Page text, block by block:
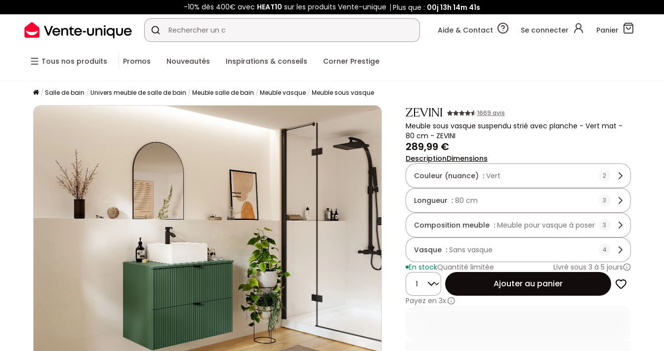
-10% dès 400€ avec HEAT10sur les produits Vente-unique Plus que : 00j 13h 14m 39s
Aide & Contact Se connecter Panier
Tous nos produits Promos Nouveautés Inspirations & conseils Corner Prestige
Salle de bain Univers meuble de salle de bain Meuble salle de bain Meuble vasque Meuble sous vasque
ZEVINI 1669 avis
Meuble sous vasque suspendu strié avec planche - Vert mat -
80 cm - ZEVINI
289,99 €
DescriptionDimensions
Couleur (nuance) : Vert 2
Longueur : 80 cm 3
Composition meuble : Meuble pour vasque à poser 3
Vasque : Sans vasque 4
En stockQuantité limitée
Livré sous 3 à 5 jours
Quantité
Ajouter au panier
Payez en 3x.